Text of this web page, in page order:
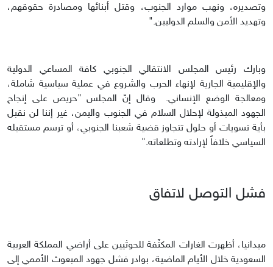
وتصديره، ونهب موارد الجنوب، وقتل أبنائها ومصادرة حقوقهم،
وتهديد الأمن والسلم الدوليين."
وبارك رئيس المجلس الانتقالي الجنوبي كافة المساعي الدولية
والإقليمية الجارية لإنهاء الحرب والشـروع في عملية سياسية شاملة،
ومعالجة الوضع الإنساني. وقال إنّ المجلس "حريص على إنجاح
الجهود المبذولة لإحلال السلام في الجنوب واليمن، غير إننا لن نقبل
بأية تسويات أو حلول تتجاوز قضية شعبنا الجنوبي، أو ترسم مستقبله
السياسي خلافاً لإرادته وتطلعاته."
فشل التوصل لاتفاق
ميدانيا، أظهرت الغارات المكثّفة للحوثيين على أراضي المملكة العربية
السعودية خلال الأيام الماضية، بوادر فشل جهود المبعوث الأممي إلى